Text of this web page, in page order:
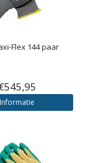
Flex 144 paar
Informatie